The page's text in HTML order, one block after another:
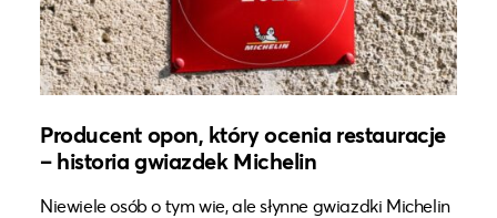
Producent opon, który ocenia restauracje
– historia gwiazdek Michelin
Niewiele osób o tym wie, ale słynne gwiazdki Michelin